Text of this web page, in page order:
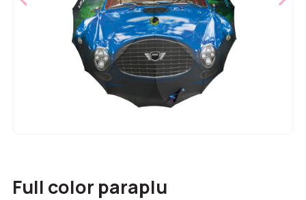
Full color paraplu